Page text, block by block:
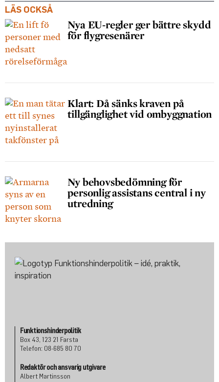
LÄS OCKSÅ
Nya EU-regler ger bättre skydd
för flygresenärer
Klart: Då sänks kraven på
tillgänglighet vid ombyggnation
Ny behovsbedömning för
personlig assistans central i ny
utredning
Funktionshinderpolitik
Box 43, 123 21 Farsta
Telefon: 08-685 80 70
Redaktör och ansvarig utgivare
Albert Martinsson